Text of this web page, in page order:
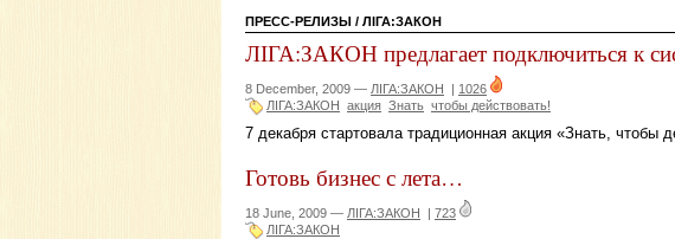
ПРЕСС-РЕЛИЗЫ / ЛІГА:ЗАКОН
ЛІГА:ЗАКОН предлагает подключиться к
8 December, 2009 — ЛІГА:ЗАКОН | 1026
ЛІГА:ЗАКОН акция Знать чтобы действовать!
7 декабря стартовала традиционная акция «Знать, чтобы
Готовь бизнес с лета…
18 June, 2009 — ЛІГА:ЗАКОН | 723
ЛІГА:ЗАКОН